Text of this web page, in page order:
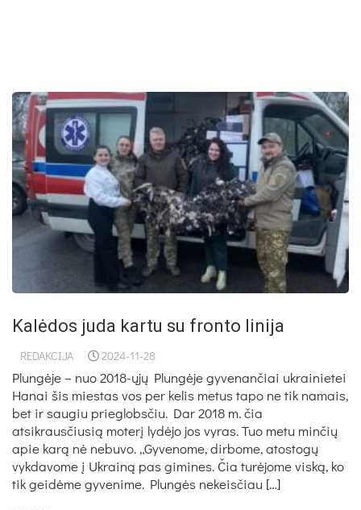
Kalėdos juda kartu su fronto linija
REDAKCIJA 2024-11-28
Plungėje – nuo 2018-ųjų Plungėje gyvenančiai ukrainietei
Hanai šis miestas vos per kelis metus tapo ne tik namais,
bet ir saugiu prieglobsčiu. Dar 2018 m. čia
atsikrausčiusią moterį lydėjo jos vyras. Tuo metu minčių
apie karą nė nebuvo. „Gyvenome, dirbome, atostogų
vykdavome į Ukrainą pas gimines. Čia turėjome viską, ko
tik geidėme gyvenime. Plungės nekeisčiau […]